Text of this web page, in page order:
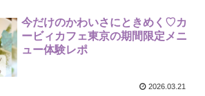
今だけのかわいさにときめく♡カ
ービィカフェ東京の期間限定メニ
ュー体験レポ
2026.03.21